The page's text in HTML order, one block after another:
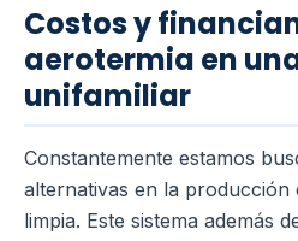
Costos y
aerotermia en
unifamiliar
Constantemente estamos
alternativas en la producción
limpia. Este sistema además